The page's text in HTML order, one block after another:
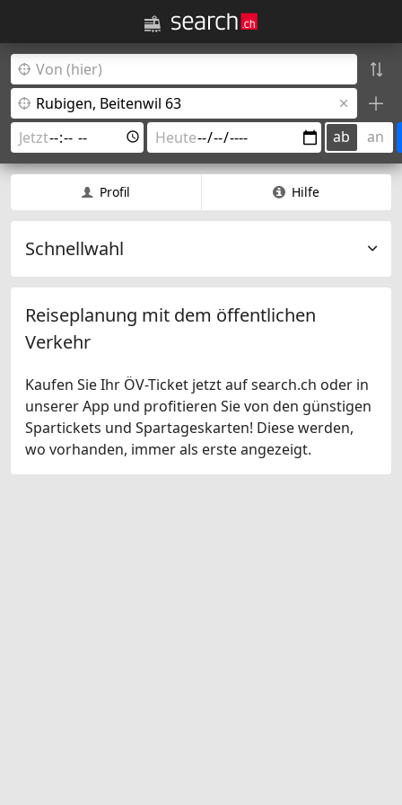
ab an
Profil Hilfe
Schnellwahl
Reiseplanung mit dem öffentlichen
Verkehr
Kaufen Sie Ihr ÖV-Ticket jetzt auf search.ch oder in
unserer App und profitieren Sie von den günstigen
Spartickets und Spartageskarten! Diese werden,
wo vorhanden, immer als erste angezeigt.